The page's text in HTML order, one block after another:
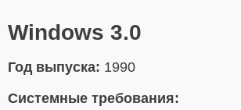
Windows 3.0
Год выпуска: 1990
Системные требования: